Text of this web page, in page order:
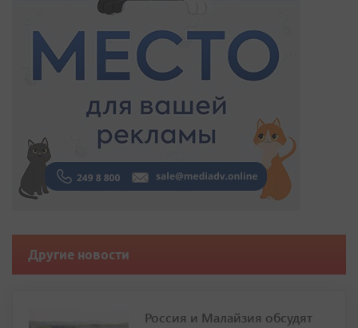
Другие новости
Россия и Малайзия обсудят